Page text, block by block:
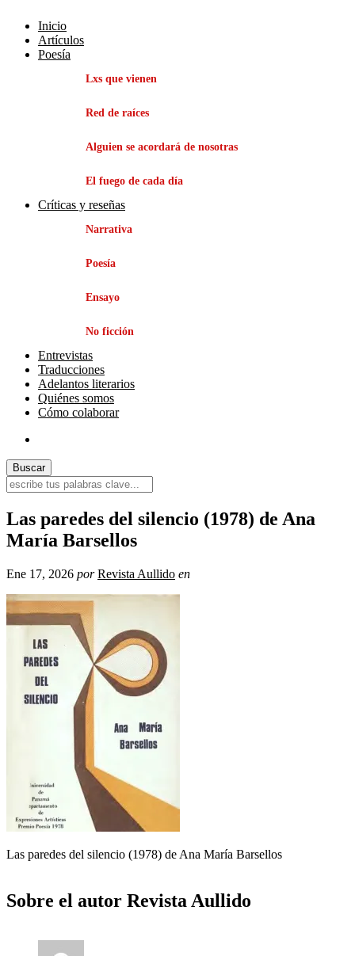
Inicio
Artículos
Poesía
Lxs que vienen
Red de raíces
Alguien se acordará de nosotras
El fuego de cada día
Críticas y reseñas
Narrativa
Poesía
Ensayo
No ficción
Entrevistas
Traducciones
Adelantos literarios
Quiénes somos
Cómo colaborar
Las paredes del silencio (1978) de Ana
María Barsellos
Ene 17, 2026 por Revista Aullido en
Las paredes del silencio (1978) de Ana María Barsellos
Sobre el autor Revista Aullido